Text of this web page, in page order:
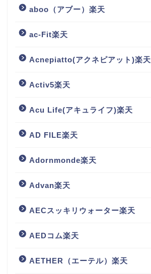
aboo（アブー）楽天
ac-Fit楽天
Acnepiatto(アクネピアット)楽天
Activ5楽天
Acu Life(アキュライフ)楽天
AD FILE楽天
Adornmonde楽天
Advan楽天
AECスッキリウォーター楽天
AEDコム楽天
AETHER（エーテル）楽天